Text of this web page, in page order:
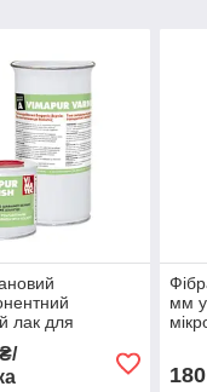
лак для
10 кг
мм
180